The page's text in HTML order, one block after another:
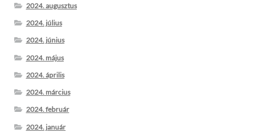
2024. augusztus
2024. július
2024. június
2024. május
2024. április
2024. március
2024. február
2024. január